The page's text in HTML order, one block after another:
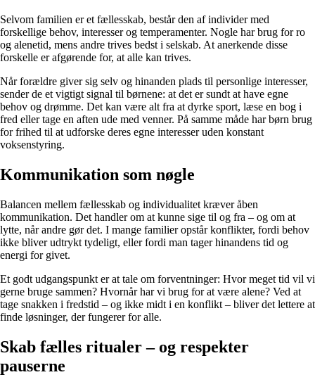
Selvom familien er et fællesskab, består den af individer med
forskellige behov, interesser og temperamenter. Nogle har brug for ro
og alenetid, mens andre trives bedst i selskab. At anerkende disse
forskelle er afgørende for, at alle kan trives.
Når forældre giver sig selv og hinanden plads til personlige interesser,
sender de et vigtigt signal til børnene: at det er sundt at have egne
behov og drømme. Det kan være alt fra at dyrke sport, læse en bog i
fred eller tage en aften ude med venner. På samme måde har børn brug
for frihed til at udforske deres egne interesser uden konstant
voksenstyring.
Kommunikation som nøgle
Balancen mellem fællesskab og individualitet kræver åben
kommunikation. Det handler om at kunne sige til og fra – og om at
lytte, når andre gør det. I mange familier opstår konflikter, fordi behov
ikke bliver udtrykt tydeligt, eller fordi man tager hinandens tid og
energi for givet.
Et godt udgangspunkt er at tale om forventninger: Hvor meget tid vil vi
gerne bruge sammen? Hvornår har vi brug for at være alene? Ved at
tage snakken i fredstid – og ikke midt i en konflikt – bliver det lettere at
finde løsninger, der fungerer for alle.
Skab fælles ritualer – og respekter
pauserne